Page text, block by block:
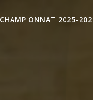
CHAMPIONNAT 2025-